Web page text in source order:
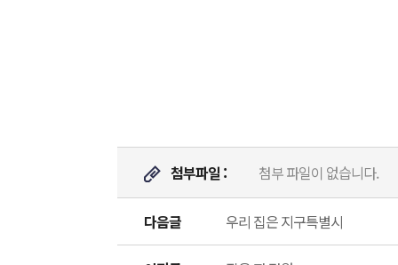
첨부파일 : 첨부 파일이 없습니다.
다음글 우리 집은 지구특별시